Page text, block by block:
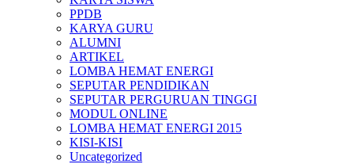
PPDB
KARYA GURU
ALUMNI
ARTIKEL
LOMBA HEMAT ENERGI
SEPUTAR PENDIDIKAN
SEPUTAR PERGURUAN TINGGI
MODUL ONLINE
LOMBA HEMAT ENERGI 2015
KISI-KISI
Uncategorized